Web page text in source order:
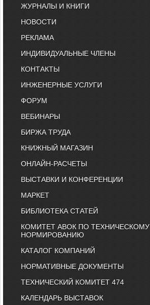
ЖУРНАЛЫ И КНИГИ
НОВОСТИ
РЕКЛАМА
ИНДИВИДУАЛЬНЫЕ ЧЛЕНЫ
КОНТАКТЫ
ИНЖЕНЕРНЫЕ УСЛУГИ
ФОРУМ
ВЕБИНАРЫ
БИРЖА ТРУДА
КНИЖНЫЙ МАГАЗИН
ОНЛАЙН-РАСЧЕТЫ
ВЫСТАВКИ И КОНФЕРЕНЦИИ
МАРКЕТ
БИБЛИОТЕКА СТАТЕЙ
КОМИТЕТ АВОК ПО ТЕХНИЧЕСКОМУ
НОРМИРОВАНИЮ
КАТАЛОГ КОМПАНИЙ
НОРМАТИВНЫЕ ДОКУМЕНТЫ
ТЕХНИЧЕСКИЙ КОМИТЕТ 474
КАЛЕНДАРЬ ВЫСТАВОК